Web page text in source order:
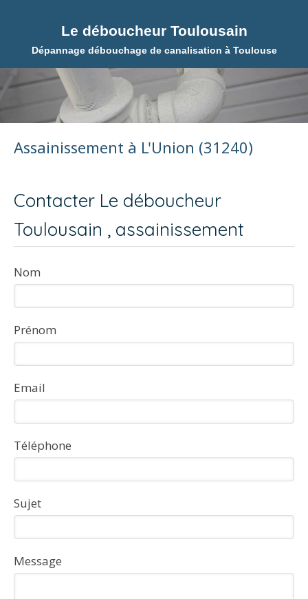
Le déboucheur Toulousain
Dépannage débouchage de canalisation à Toulouse
Assainissement à L'Union (31240)
Contacter Le déboucheur
Toulousain , assainissement
Nom
Prénom
Email
Téléphone
Sujet
Message